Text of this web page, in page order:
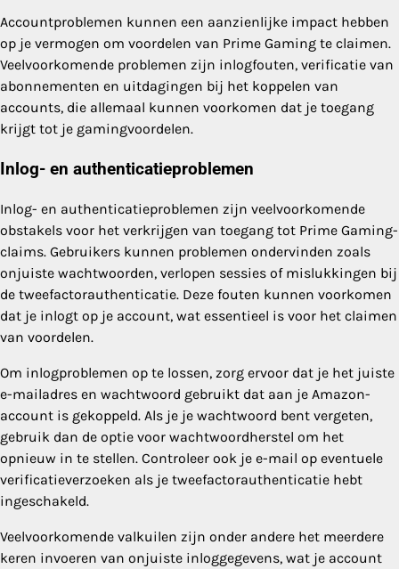
Accountproblemen kunnen een aanzienlijke impact hebben
op je vermogen om voordelen van Prime Gaming te claimen.
Veelvoorkomende problemen zijn inlogfouten, verificatie van
abonnementen en uitdagingen bij het koppelen van
accounts, die allemaal kunnen voorkomen dat je toegang
krijgt tot je gamingvoordelen.
Inlog- en authenticatieproblemen
Inlog- en authenticatieproblemen zijn veelvoorkomende
obstakels voor het verkrijgen van toegang tot Prime Gaming-
claims. Gebruikers kunnen problemen ondervinden zoals
onjuiste wachtwoorden, verlopen sessies of mislukkingen bij
de tweefactorauthenticatie. Deze fouten kunnen voorkomen
dat je inlogt op je account, wat essentieel is voor het claimen
van voordelen.
Om inlogproblemen op te lossen, zorg ervoor dat je het juiste
e-mailadres en wachtwoord gebruikt dat aan je Amazon-
account is gekoppeld. Als je je wachtwoord bent vergeten,
gebruik dan de optie voor wachtwoordherstel om het
opnieuw in te stellen. Controleer ook je e-mail op eventuele
verificatieverzoeken als je tweefactorauthenticatie hebt
ingeschakeld.
Veelvoorkomende valkuilen zijn onder andere het meerdere
keren invoeren van onjuiste inloggegevens, wat je account